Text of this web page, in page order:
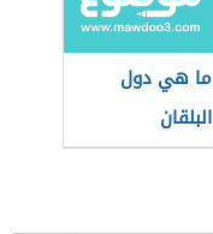
ما هي دول
البلقان